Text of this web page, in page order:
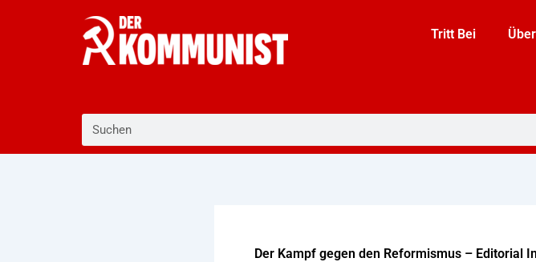
Tritt Bei
Der Kampf gegen den Reformismus – Editorial